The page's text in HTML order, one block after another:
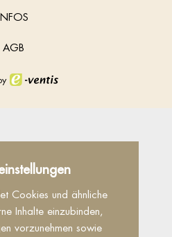
Cookies und ähnliche
Inhalte einzubinden,
vorzunehmen sowie
AGB
wenn Sie Cookies
Einstellungen